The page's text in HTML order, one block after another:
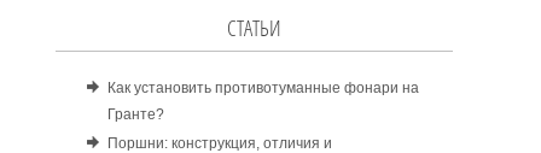
СТАТЬИ
Как установить противотуманные фонари на
Гранте?
Поршни: конструкция, отличия и